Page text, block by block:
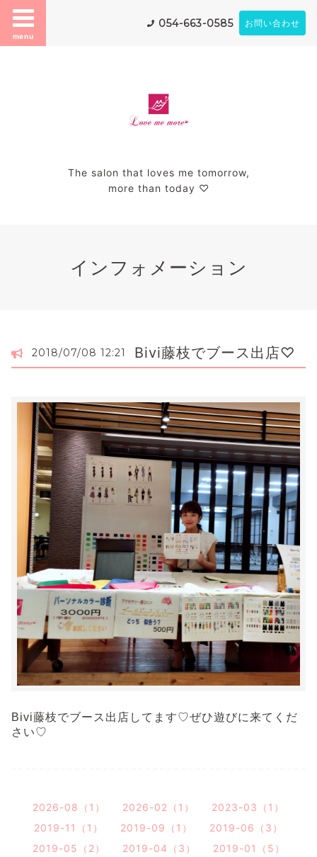
menu
054-663-0585 お問い合わせ
The salon that loves me tomorrow,
more than today ♡
インフォメーション
2018/07/08 12:21 Bivi藤枝でブース出店♡
Bivi藤枝でブース出店してます♡ぜひ遊びに来てくだ
さい♡
2026-08（1） 2026-02（1）
2023-03（1）
2019-11（1）
2019-09（1）
2019-06（3）
2019-05（2）
2019-04（3）
2019-01（5）